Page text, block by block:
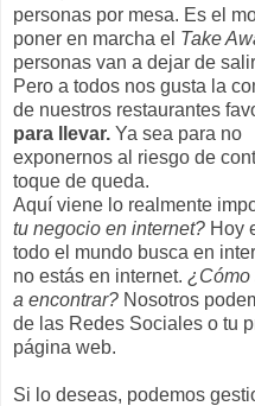
personas por mesa. Es el
poner en marcha el Take
personas van a dejar de
Pero a todos nos gusta la
de nuestros restaurantes
para llevar. Ya sea para no
exponernos al riesgo de
toque de queda.
Aquí viene lo realmente
tu negocio en internet? Hoy
todo el mundo busca en
no estás en internet. ¿Cómo
a encontrar? Nosotros
de las Redes Sociales o tu
página web.
Si lo deseas, podemos